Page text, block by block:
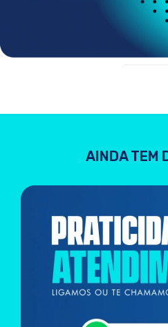
AINDA TEM